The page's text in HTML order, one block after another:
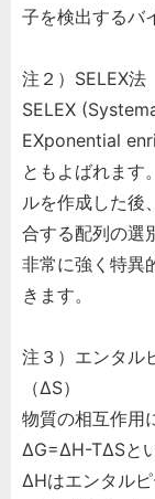
子を検出するバ
注２）SELEX法
SELEX
EXponential
ともよばれます
ルを作成した後
合する配列の選
非常に強く特異
きます。
注３）エンタル
（ΔS）
物質の相互作用
ΔG=ΔH-TΔSと
ΔHはエンタル